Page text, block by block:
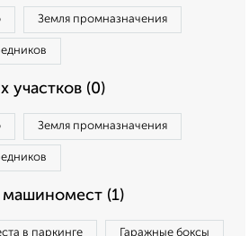
Земля промназначения
участков (0)
Земля промназначения
(1)
в паркинге Гаражные боксы